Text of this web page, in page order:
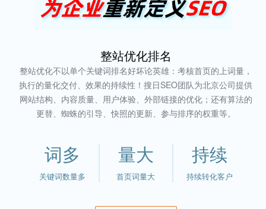
整站优化排名
整站优化不以单个关键词排名好坏论英雄：考核首页的上词量，
执行的量化交付、效果的持续性！搜日SEO团队为北京公司提供
网站结构、内容质量、用户体验、外部链接的优化；还有算法的
更替、蜘蛛的引导、快照的更新、参与排序的权重等。
词多
关键词数量多
量大
首页词量大
持续
持续转化客户